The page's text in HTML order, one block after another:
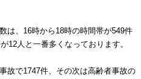
は、16時から18時の時間帯が549件
12人と一番多くなっております。
故で1747件、その次は高齢者事故の